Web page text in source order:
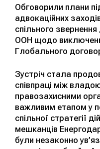
Обговорили плани
адвокаційних
спільного
ООН щодо
Глобального
Зустріч стала
співпраці між
правозахисними
важливим етапом у
спільної стратегії
мешканців
були незаконно